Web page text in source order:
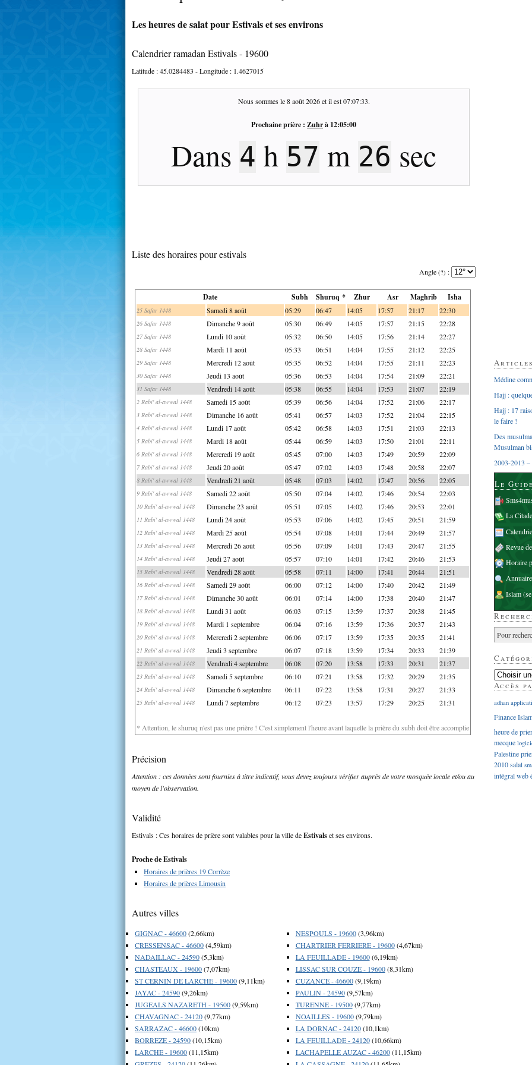
Les heures de salat pour Estivals et ses environs
Calendrier ramadan Estivals - 19600
Latitude :45.0284483 - Longitude : 1.4627015
Nous sommes le8 août 2026et il est07:07:34.
Prochaine prière : Zuhrà 12:05:00
Dans 4 h 57 m 25 sec
Liste des horaires pour estivals
Angle (?) :
Date Subh Shuruq * Zhur Asr Maghrib Isha
25 Safar 1448 Samedi 8 août 05:29 06:47 14:05 17:57 21:17 22:30
26 Safar 1448 Dimanche 9 août 05:30 06:49 14:05 17:57 21:15 22:28
27 Safar 1448 Lundi 10 août 05:32 06:50 14:05 17:56 21:14 22:27
28 Safar 1448 Mardi 11 août 05:33 06:51 14:04 17:55 21:12 22:25
29 Safar 1448 Mercredi 12 août 05:35 06:52 14:04 17:55 21:11 22:23
30 Safar 1448 Jeudi 13 août 05:36 06:53 14:04 17:54 21:09 22:21
31 Safar 1448 Vendredi 14 août 05:38 06:55 14:04 17:53 21:07 22:19
2 Rabi' al-awwal 1448 Samedi 15 août 05:39 06:56 14:04 17:52 21:06 22:17
3 Rabi' al-awwal 1448 Dimanche 16 août 05:41 06:57 14:03 17:52 21:04 22:15
4 Rabi' al-awwal 1448 Lundi 17 août 05:42 06:58 14:03 17:51 21:03 22:13
5 Rabi' al-awwal 1448 Mardi 18 août 05:44 06:59 14:03 17:50 21:01 22:11
6 Rabi' al-awwal 1448 Mercredi 19 août 05:45 07:00 14:03 17:49 20:59 22:09
7 Rabi' al-awwal 1448 Jeudi 20 août 05:47 07:02 14:03 17:48 20:58 22:07
8 Rabi' al-awwal 1448 Vendredi 21 août 05:48 07:03 14:02 17:47 20:56 22:05
9 Rabi' al-awwal 1448 Samedi 22 août 05:50 07:04 14:02 17:46 20:54 22:03
10 Rabi' al-awwal 1448 Dimanche 23 août 05:51 07:05 14:02 17:46 20:53 22:01
11 Rabi' al-awwal 1448 Lundi 24 août 05:53 07:06 14:02 17:45 20:51 21:59
12 Rabi' al-awwal 1448 Mardi 25 août 05:54 07:08 14:01 17:44 20:49 21:57
13 Rabi' al-awwal 1448 Mercredi 26 août 05:56 07:09 14:01 17:43 20:47 21:55
14 Rabi' al-awwal 1448 Jeudi 27 août 05:57 07:10 14:01 17:42 20:46 21:53
15 Rabi' al-awwal 1448 Vendredi 28 août 05:58 07:11 14:00 17:41 20:44 21:51
16 Rabi' al-awwal 1448 Samedi 29 août 06:00 07:12 14:00 17:40 20:42 21:49
17 Rabi' al-awwal 1448 Dimanche 30 août 06:01 07:14 14:00 17:38 20:40 21:47
18 Rabi' al-awwal 1448 Lundi 31 août 06:03 07:15 13:59 17:37 20:38 21:45
19 Rabi' al-awwal 1448 Mardi 1 septembre 06:04 07:16 13:59 17:36 20:37 21:43
20 Rabi' al-awwal 1448 Mercredi 2 septembre 06:06 07:17 13:59 17:35 20:35 21:41
21 Rabi' al-awwal 1448 Jeudi 3 septembre 06:07 07:18 13:59 17:34 20:33 21:39
22 Rabi' al-awwal 1448 Vendredi 4 septembre 06:08 07:20 13:58 17:33 20:31 21:37
23 Rabi' al-awwal 1448 Samedi 5 septembre 06:10 07:21 13:58 17:32 20:29 21:35
24 Rabi' al-awwal 1448 Dimanche 6 septembre 06:11 07:22 13:58 17:31 20:27 21:33
25 Rabi' al-awwal 1448 Lundi 7 septembre 06:12 07:23 13:57 17:29 20:25 21:31
* Attention, le shuruq n'est pas une prière ! C'est simplement l'heure avant laquelle la prière du subh doit être accomplie
Précision
Attention : ces données sont fournies à titre indicatif, vous devez toujours vérifier auprès de votre mosquée locale et/ou au
moyen de l'observation.
Validité
Estivals : Ces horaires de prière sont valables pour la ville deEstivalset ses environs.
Proche de Estivals
Horaires de prières 19 Corrèze
Horaires de prières Limousin
Autres villes
GIGNAC - 46600(2,66km)
CRESSENSAC - 46600(4,59km)
NADAILLAC - 24590(5,3km)
CHASTEAUX - 19600(7,07km)
ST CERNIN DE LARCHE - 19600(9,11km)
JAYAC - 24590(9,26km)
JUGEALS NAZARETH - 19500(9,59km)
CHAVAGNAC - 24120(9,77km)
SARRAZAC - 46600(10km)
BORREZE - 24590(10,15km)
LARCHE - 19600(11,15km)
NESPOULS - 19600(3,96km)
CHARTRIER FERRIERE - 19600(4,67km)
LA FEUILLADE - 19600(6,19km)
LISSAC SUR COUZE - 19600(8,31km)
CUZANCE - 46600(9,19km)
PAULIN - 24590(9,57km)
TURENNE - 19500(9,77km)
NOAILLES - 19600(9,79km)
LA DORNAC - 24120(10,1km)
LA FEUILLADE - 24120(10,66km)
LACHAPELLE AUZAC - 46200(11,15km)
Médine
Hajj :
Hajj : 17
le faire !
Des
Musulman
2003-2013 –
Le
La
Revue
Horaire
Islam
Accès
adhan
Finance
heure de
mecque
Palestine
2010salat
intégralweb